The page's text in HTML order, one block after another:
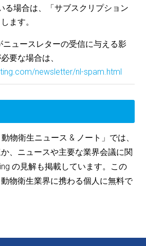
る場合は、「サブスクリプション
ます。
ニュースレターの受信に与える影
要な場合は、
newsletter/nl-spam.html
動物衛生ニュース & ノート」では、
、ニュースや主要な業界会議に関
の見解も掲載しています。この
物衛生業界に携わる個人に無料で